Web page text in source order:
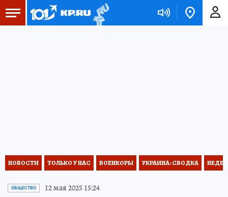
НОВОСТИ ТОЛЬКО У НАС ВОЕНКОРЫ УКРАИНА: СВОДКА
ОБЩЕСТВО 12 мая 2025 15:24